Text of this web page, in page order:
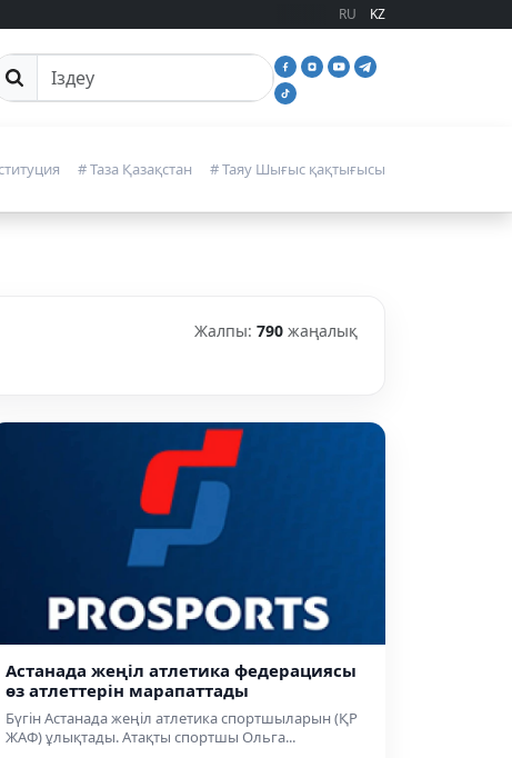
RU KZ
іздеу
# Таза Қазақстан # Таяу Шығыс қақтығысы
Жалпы: 790 жаңалық
Астанада жеңіл атлетика федерациясы
өз атлеттерін марапаттады
Бүгін Астанада жеңіл атлетика спортшыларын (ҚР
ЖАФ) ұлықтады. Атақты спортшы Ольга...